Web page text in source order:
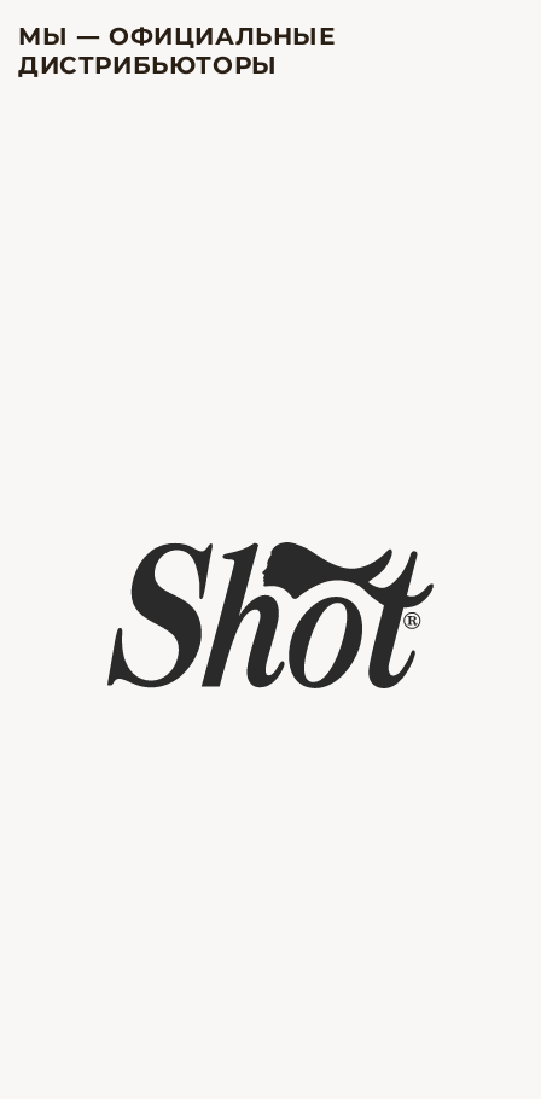
МЫ — ОФИЦИАЛЬНЫЕ
ДИСТРИБЬЮТОРЫ